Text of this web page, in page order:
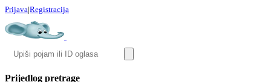
Prijava|Registracija
Prijedlog pretrage